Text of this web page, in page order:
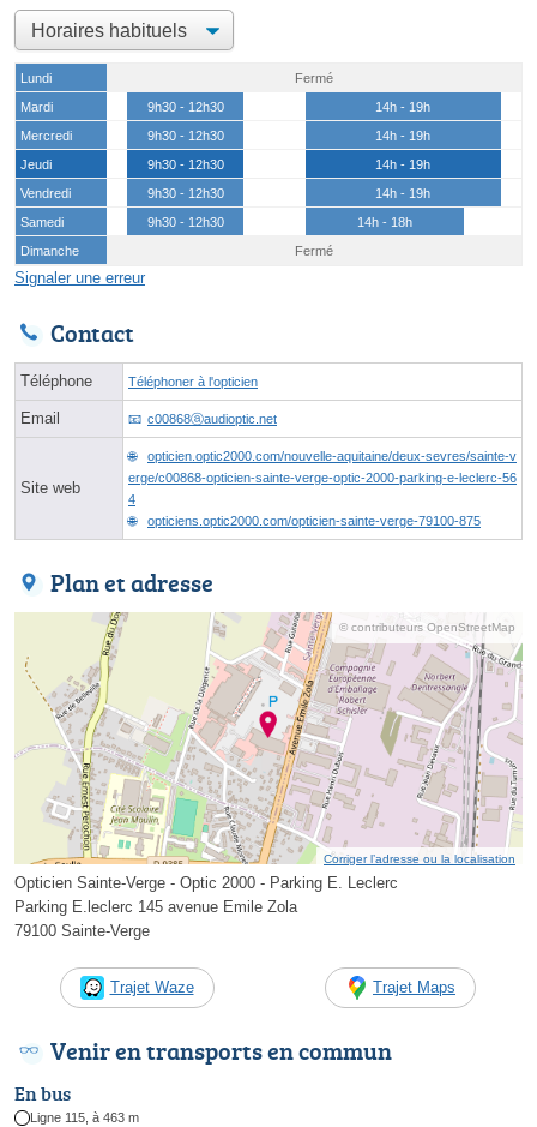
Lundi
Fermé
Mardi
9h30 - 12h30
14h - 19h
Mercredi
9h30 - 12h30
14h - 19h
Jeudi
9h30 - 12h30
14h - 19h
Vendredi
9h30 - 12h30
14h - 19h
Samedi
9h30 - 12h30
14h - 18h
Dimanche
Fermé
Signaler une erreur
Contact
Téléphone Téléphoner à l'opticien
Email c00868ⓐaudioptic.net
Site web
opticien.optic2000.com/nouvelle-aquitaine/deux-sevres/sainte-v
erge/c00868-opticien-sainte-verge-optic-2000-parking-e-leclerc-56
4
opticiens.optic2000.com/opticien-sainte-verge-79100-875
Plan et adresse
© contributeurs OpenStreetMap
Corriger l’adresse ou la localisation
Opticien Sainte-Verge - Optic 2000 - Parking E. Leclerc
Parking E.leclerc 145 avenue Emile Zola
79100 Sainte-Verge
Trajet Waze Trajet Maps
Venir en transports en commun
En bus
Ligne 115, à 463 m